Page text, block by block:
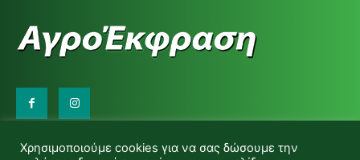
d.makas@yahoo.gr
Χρησιμοποιούμε cookies για να σας δώσουμε την